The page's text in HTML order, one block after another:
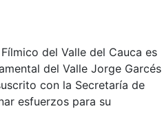
del Valle del Cauca es
del Valle Jorge Garcés
con la Secretaría de
esfuerzos para su